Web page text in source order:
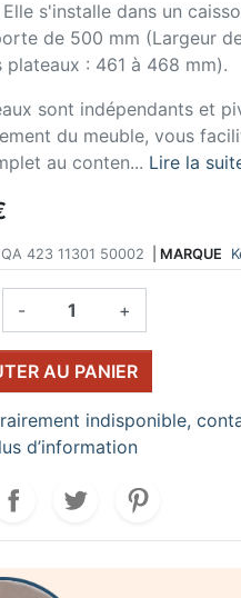
s'installe dans un
de 500 mm (Largeur
plateaux : 461 à 468 mm).
sont indépendants et
du meuble, vous
au conten... Lire la
QA 423 11301 50002 MARQUE
- +
AU PANIER
indisponible,
d’information